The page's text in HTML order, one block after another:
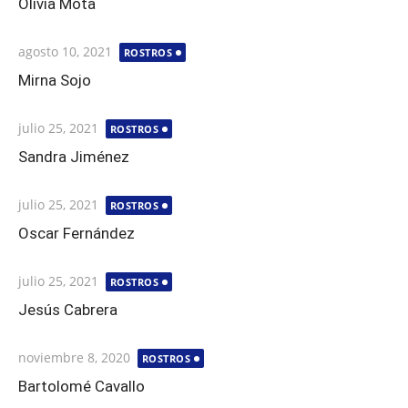
Olivia Mota
Publicada
el
agosto 10, 2021 ROSTROS
Mirna Sojo
Publicada
el
julio 25, 2021 ROSTROS
Sandra Jiménez
Publicada
el
julio 25, 2021 ROSTROS
Oscar Fernández
Publicada
el
julio 25, 2021 ROSTROS
Jesús Cabrera
Publicada
el
noviembre 8, 2020 ROSTROS
Bartolomé Cavallo